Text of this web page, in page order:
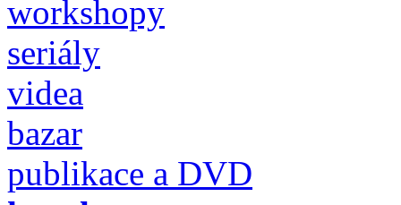
workshopy
seriály
videa
bazar
publikace a DVD